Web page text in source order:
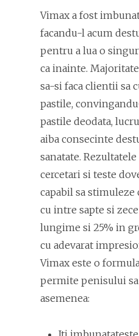
Vimax a fost
facandu-l acum
pentru a lua o
ca inainte.
sa-si faca clientii sa
pastile,
pastile deodata,
aiba consecinte
sanatate.
cercetari si teste
capabil sa
cu intre sapte si
lungime si 25% in
cu adevarat
Vimax este o
permite penisului sa
asemenea: